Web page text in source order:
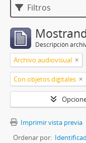
Filtros
Descripción
Archivo audiovisual
Con objetos digitales
Imprimir vista previa
Ordenar por: